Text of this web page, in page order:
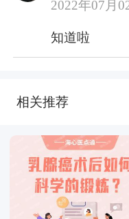
2022年07月
知道啦
相关推荐